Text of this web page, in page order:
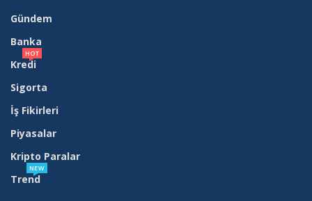
Gündem
Banka
Kredi
HOT
Sigorta
İş Fikirleri
Piyasalar
Kripto Paralar
Trend
NEW